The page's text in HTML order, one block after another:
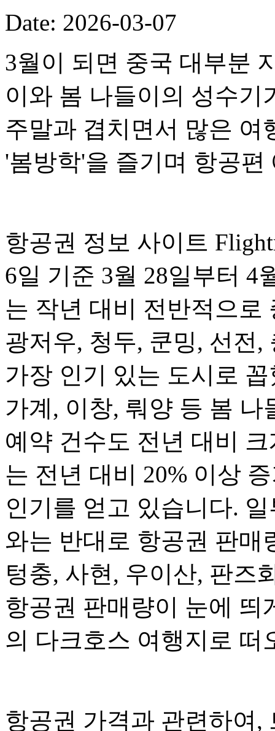
Date: 2026-03-07
3월이 되면 중국 대부분
이와 봄 나들이의 성수기
주말과 겹치면서 많은 여
'봄방학'을 즐기며 항공
항공권 정보 사이트
6일 기준 3월 28일부터 4
는 작년 대비 전반적으로
광저우, 청두, 쿤밍, 선전
가장 인기 있는 도시로
가계, 이창, 뤄양 등 봄
예약 건수도 전년 대비
는 전년 대비 20% 이상
인기를 얻고 있습니다.
와는 반대로 항공권 판매
텅충, 사현, 우이산, 판즈
항공권 판매량이 눈에 띄
의 다크호스 여행지로 떠
항공권 가격과 관련하여,